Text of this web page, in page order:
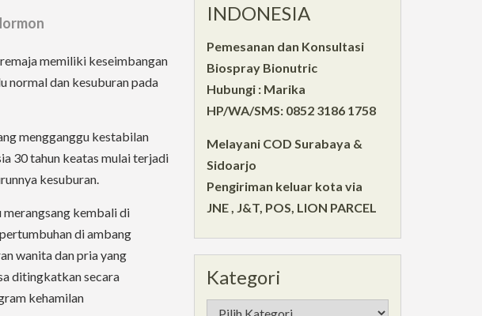
memiliki keseimbangan
normal dan kesuburan pada
mengganggu kestabilan
30 tahun keatas mulai terjadi
kesuburan.
kembali di
di ambang
wanita dan pria yang
ditingkatkan secara
kehamilan
INDONESIA
Pemesanan dan Konsultasi
Biospray Bionutric
Hubungi : Marika
HP/WA/SMS: 0852 3186 1758
Melayani COD Surabaya &
Sidoarjo
Pengiriman keluar kota via
JNE , J&T, POS, LION PARCEL
Kategori
Kategori